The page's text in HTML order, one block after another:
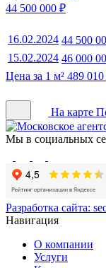
44 500 000 ₽
16.02.2024 44 500
15.02.2024 46 000
Цена за 1 м² 489
На карте
Мы в социальных
Разработка сайта:
Навигация
О компании
Услуги